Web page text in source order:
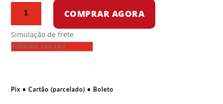
-
Death
the
COMPRAR AGORA
Simulação de frete
Pix • Cartão (parcelado) • Boleto